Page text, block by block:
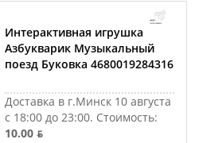
Интерактивная игрушка
Азбукварик Музыкальный
поезд Буковка 4680019284316
Доставка в г.Минск 10 августа
с 18:00 до 23:00. Стоимость:
10.00 ƃ